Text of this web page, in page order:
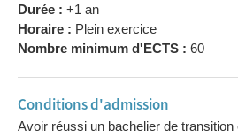
Durée : +1 an
Horaire : Plein exercice
Nombre minimum d'ECTS : 60
Conditions d'admission
Avoir réussi un bachelier de transition